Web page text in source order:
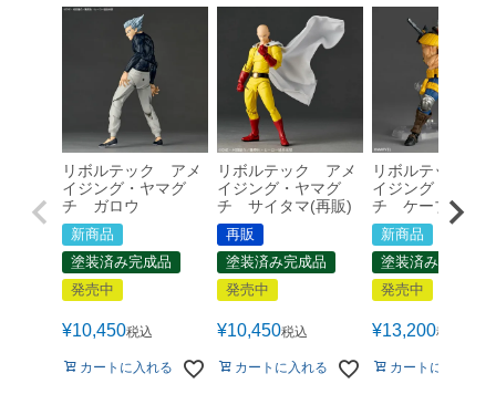
リボルテック アメ
イジング・ヤマグ
チ ガロウ
新商品
塗装済み完成品
発売中
¥10,450税込
カートに入れる
リボルテック アメ
イジング・ヤマグ
チ サイタマ(再販)
再販
塗装済み完成品
発売中
¥10,450税込
カートに入れる
リボルテック
イジング・ヤマグ
チ ケーブル
新商品
塗装済み完成品
発売中
¥13,200税込
カートに入れる